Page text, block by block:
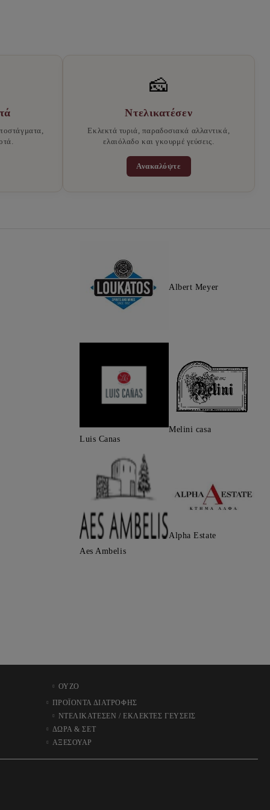
🧀
Ντελικατέσεν
Εκλεκτά τυριά, παραδοσιακά αλλαντικά,
ελαιόλαδο και γκουρμέ γεύσεις.
Ανακαλύψτε
Albert Meyer
Luis Canas
Melini casa
Aes Ambelis
Alpha Estate
ΟΥΖΟ
ΠΡΟΪΟΝΤΑ ΔΙΑΤΡΟΦΗΣ
ΝΤΕΛΙΚΑΤΕΣΕΝ / ΕΚΛΕΚΤΕΣ ΓΕΥΣΕΙΣ
ΔΩΡΑ & ΣΕΤ
ΑΞΕΣΟΥΑΡ